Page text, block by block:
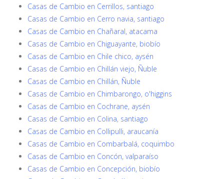
Casas de Cambio en Cerrillos, santiago
Casas de Cambio en Cerro navia, santiago
Casas de Cambio en Chañaral, atacama
Casas de Cambio en Chiguayante, biobío
Casas de Cambio en Chile chico, aysén
Casas de Cambio en Chillán viejo, Ñuble
Casas de Cambio en Chillán, Ñuble
Casas de Cambio en Chimbarongo, o'higgins
Casas de Cambio en Cochrane, aysén
Casas de Cambio en Colina, santiago
Casas de Cambio en Collipulli, araucanía
Casas de Cambio en Combarbalá, coquimbo
Casas de Cambio en Concón, valparaíso
Casas de Cambio en Concepción, biobío